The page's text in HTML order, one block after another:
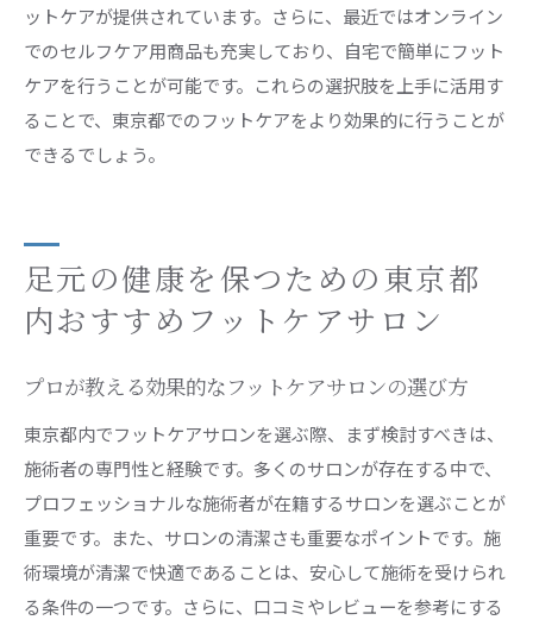
東京都内のフットケアサロン選びのコツ
施術前に知っておくべきフットケアの基礎知識
フットケアの際に確認したい安全性と衛生面
東京都でフットケアを受ける際の料金体系
ットケアが提供されています。さらに、最近ではオンライン
でのセルフケア用商品も充実しており、自宅で簡単にフット
ケアを行うことが可能です。これらの選択肢を上手に活用す
ることで、東京都でのフットケアをより効果的に行うことが
できるでしょう。
足元の健康を保つための東京都
内おすすめフットケアサロン
プロが教える効果的なフットケアサロンの選び方
東京都内でフットケアサロンを選ぶ際、まず検討すべきは、
施術者の専門性と経験です。多くのサロンが存在する中で、
プロフェッショナルな施術者が在籍するサロンを選ぶことが
重要です。また、サロンの清潔さも重要なポイントです。施
術環境が清潔で快適であることは、安心して施術を受けられ
る条件の一つです。さらに、口コミやレビューを参考にする